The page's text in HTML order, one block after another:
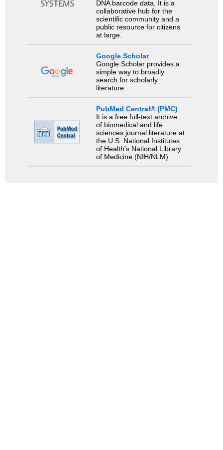
DNA barcode data. It is a
collaborative hub for the
scientific community and a
public resource for citizens
at large.
Google Scholar
Google Scholar provides a
simple way to broadly
search for scholarly
literature.
PubMed Central® (PMC)
It is a free full-text archive
of biomedical and life
sciences journal literature at
the U.S. National Institutes
of Health's National Library
of Medicine (NIH/NLM).